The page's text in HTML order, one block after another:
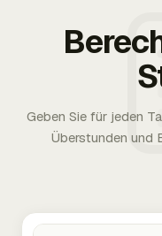
Geben Sie für jeden
Überstunden und